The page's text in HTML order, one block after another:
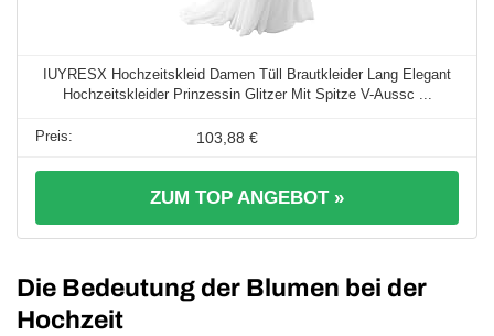
IUYRESX Hochzeitskleid Damen Tüll Brautkleider Lang Elegant
Hochzeitskleider Prinzessin Glitzer Mit Spitze V-Aussc ...
103,88 €
ZUM TOP ANGEBOT »
Die Bedeutung der Blumen bei der
Hochzeit